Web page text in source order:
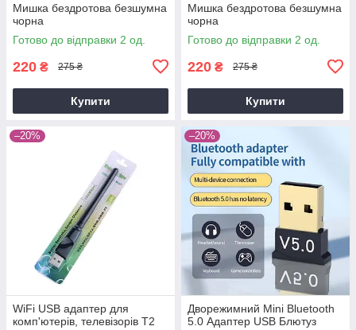
Мишка бездротова безшумна
чорна
Готово до відправки 2 од.
220 ₴ 275 ₴
Купити
Мишка бездротова безшумна
чорна
Готово до відправки 2 од.
220 ₴ 275 ₴
Купити
–20%
WiFi USB адаптер для
комп'ютерів, телевізорів Т2
–20%
Дворежимний Mini Bluetooth
5.0 Адаптер USB Блютуз